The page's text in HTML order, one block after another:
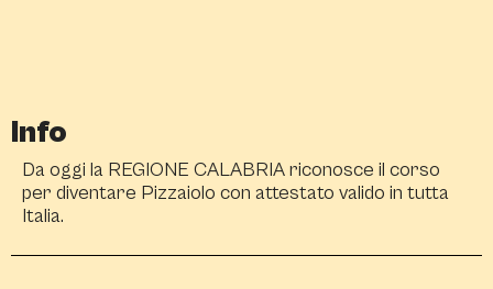
Info
Da oggi la REGIONE CALABRIA riconosce il corso
per diventare Pizzaiolo con attestato valido in tutta
Italia.